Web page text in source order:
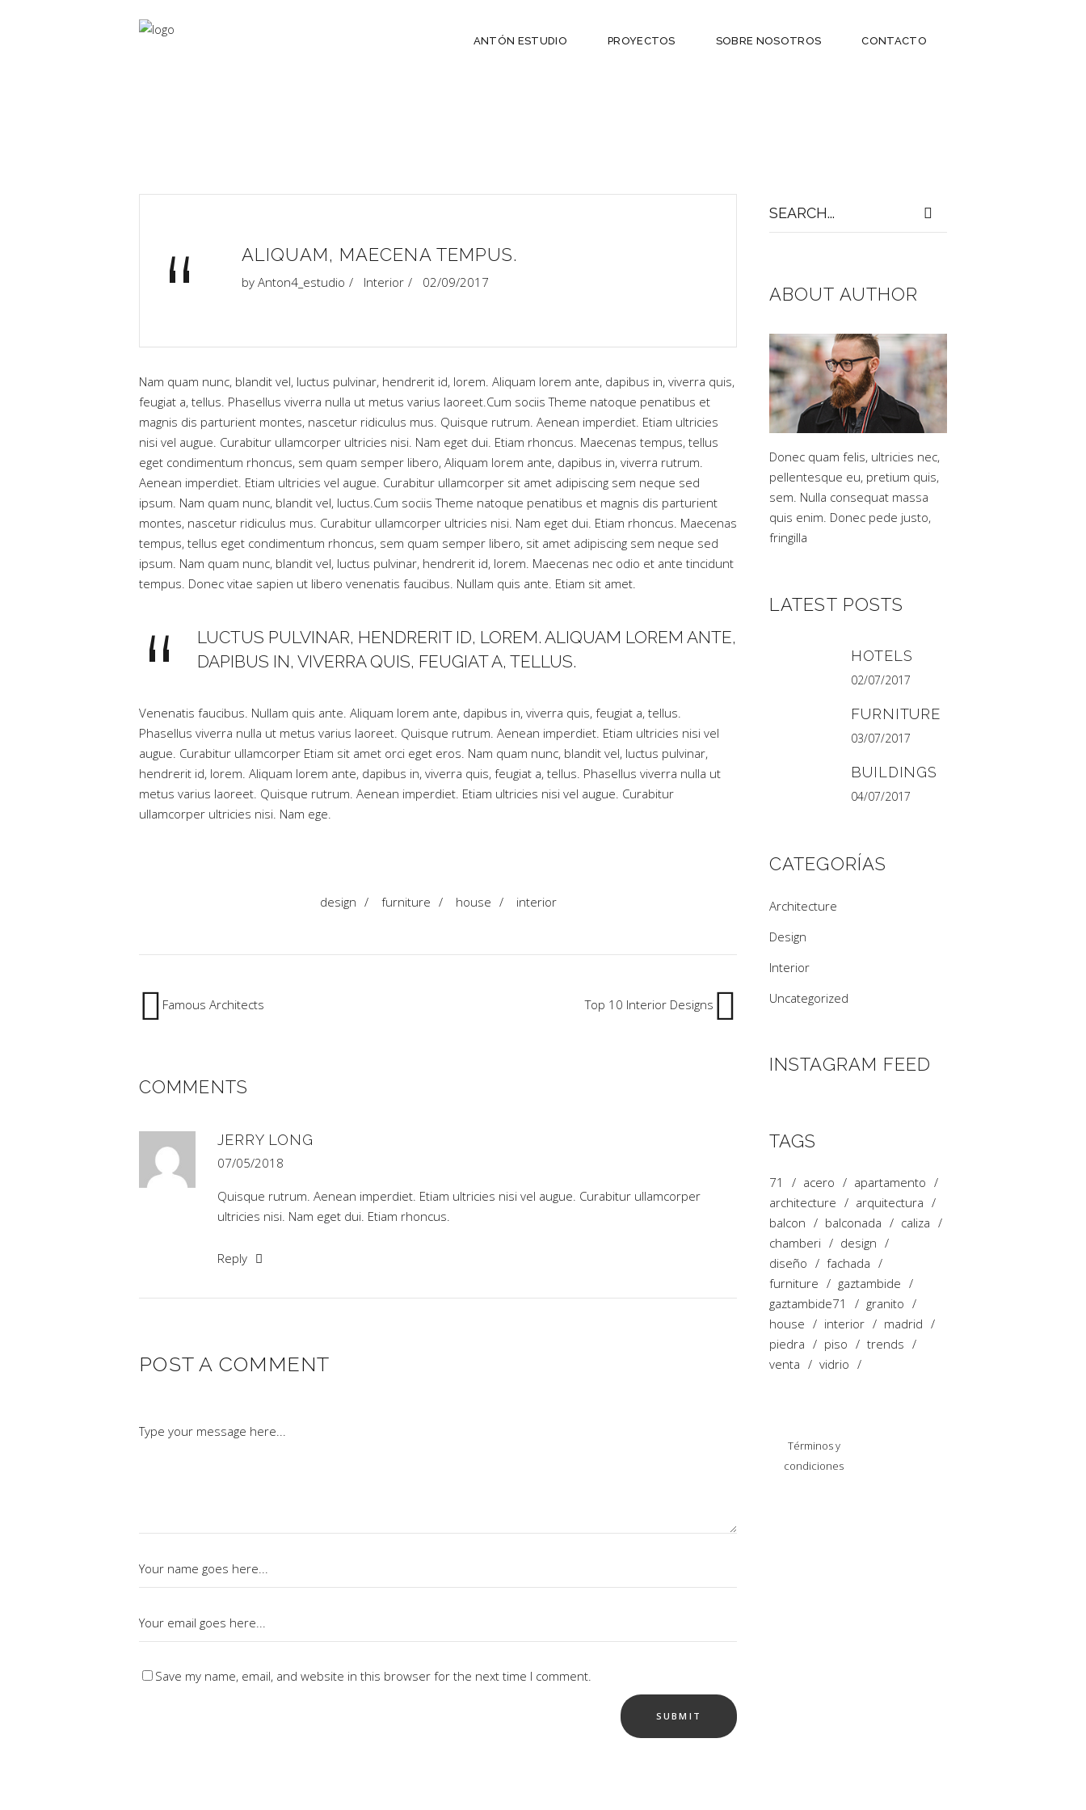
ANTÓN ESTUDIO PROYECTOS SOBRE NOSOTROS CONTACTO
“ ALIQUAM, MAECENA TEMPUS.
by Anton4_estudio Interior 02/09/2017
Nam quam nunc, blandit vel, luctus pulvinar, hendrerit id, lorem. Aliquam lorem ante, dapibus in, viverra quis,
feugiat a, tellus. Phasellus viverra nulla ut metus varius laoreet.Cum sociis Theme natoque penatibus et
magnis dis parturient montes, nascetur ridiculus mus. Quisque rutrum. Aenean imperdiet. Etiam ultricies
nisi vel augue. Curabitur ullamcorper ultricies nisi. Nam eget dui. Etiam rhoncus. Maecenas tempus, tellus
eget condimentum rhoncus, sem quam semper libero, Aliquam lorem ante, dapibus in, viverra rutrum.
Aenean imperdiet. Etiam ultricies vel augue. Curabitur ullamcorper sit amet adipiscing sem neque sed
ipsum. Nam quam nunc, blandit vel, luctus.Cum sociis Theme natoque penatibus et magnis dis parturient
montes, nascetur ridiculus mus. Curabitur ullamcorper ultricies nisi. Nam eget dui. Etiam rhoncus. Maecenas
tempus, tellus eget condimentum rhoncus, sem quam semper libero, sit amet adipiscing sem neque sed
ipsum. Nam quam nunc, blandit vel, luctus pulvinar, hendrerit id, lorem. Maecenas nec odio et ante tincidunt
tempus. Donec vitae sapien ut libero venenatis faucibus. Nullam quis ante. Etiam sit amet.
LUCTUS PULVINAR, HENDRERIT ID, LOREM. ALIQUAM LOREM ANTE,
DAPIBUS IN, VIVERRA QUIS, FEUGIAT A, TELLUS.
Venenatis faucibus. Nullam quis ante. Aliquam lorem ante, dapibus in, viverra quis, feugiat a, tellus.
Phasellus viverra nulla ut metus varius laoreet. Quisque rutrum. Aenean imperdiet. Etiam ultricies nisi vel
augue. Curabitur ullamcorper Etiam sit amet orci eget eros. Nam quam nunc, blandit vel, luctus pulvinar,
hendrerit id, lorem. Aliquam lorem ante, dapibus in, viverra quis, feugiat a, tellus. Phasellus viverra nulla ut
metus varius laoreet. Quisque rutrum. Aenean imperdiet. Etiam ultricies nisi vel augue. Curabitur
ullamcorper ultricies nisi. Nam ege.
design / furniture / house / interior
Famous Architects Top 10 Interior Designs
COMMENTS
JERRY LONG
07/05/2018
Quisque rutrum. Aenean imperdiet. Etiam ultricies nisi vel augue. Curabitur ullamcorper
ultricies nisi. Nam eget dui. Etiam rhoncus.
Reply
POST A COMMENT
Save my name, email, and website in this browser for the next time I comment.
for:
ABOUT AUTHOR
Donec quam felis, ultricies nec,
pellentesque eu, pretium quis,
sem. Nulla consequat massa
quis enim. Donec pede justo,
fringilla
LATEST POSTS
HOTELS
02/07/2017
FURNITURE
03/07/2017
BUILDINGS
04/07/2017
CATEGORÍAS
Architecture
Design
Interior
Uncategorized
INSTAGRAM FEED
TAGS
71 acero
apartamento
architecture
arquitectura
balcon
balconada
caliza
chamberi
design
diseño
fachada
furniture
gaztambide
gaztambide71
granito
house
interior
madrid
piedra
piso
trends
venta
vidrio
Términos y
condiciones